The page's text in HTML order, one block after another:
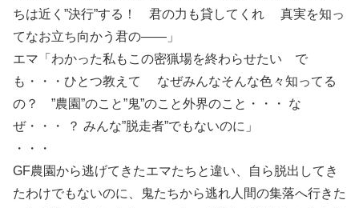
ちは近く”決行”する！ 君の力も貸してくれ 真実を知っ
てなお立ち向かう君の――」
エマ「わかった私もこの密猟場を終わらせたい で
も・・・ひとつ教えて なぜみんなそんな色々知ってる
の？ ”農園”のこと”鬼”のこと外界のこと・・・ な
ぜ・・・ ？ みんな”脱走者”でもないのに」
・・・
GF農園から逃げてきたエマたちと違い、自ら脱出してき
たわけでもないのに、鬼たちから逃れ人間の集落へ行きた